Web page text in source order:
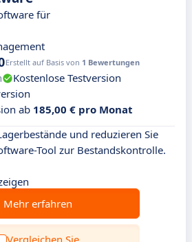
für
Erstellt auf Basis von 1 Bewertungen
Kostenlose Testversion
ab 185,00 € pro Monat
und reduzieren Sie
Tool zur Bestandskontrolle.
Mehr erfahren
Vergleichen Sie